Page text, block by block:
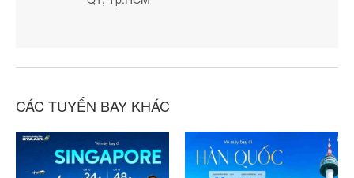
CÁC TUYẾN BAY KHÁC